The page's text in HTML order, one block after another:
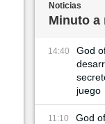
Noticias
Minuto a
14:40
God
juego
11:10
God